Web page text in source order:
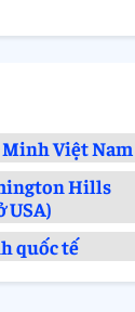
Việt Nam
Hills
quốc tế